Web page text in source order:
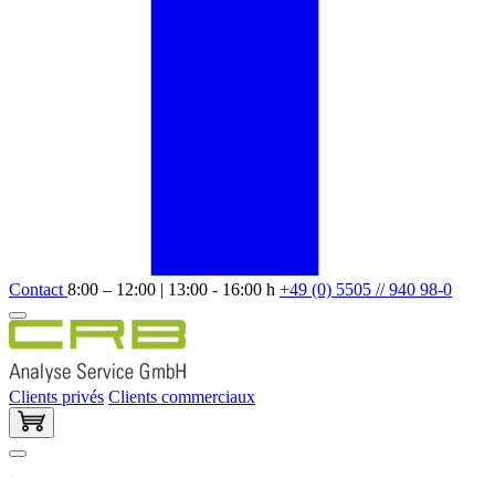
Contact 8:00 – 12:00 | 13:00 - 16:00 h +49 (0) 5505 // 940 98-0
Clients privés Clients commerciaux